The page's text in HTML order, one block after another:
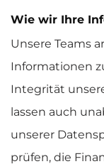
Wie wir Ihre
Unsere Teams
Informationen
Integrität
lassen auch
unserer
prüfen, die